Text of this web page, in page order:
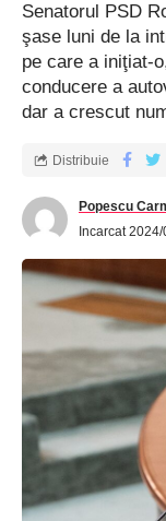
Senatorul PSD
şase luni de la
pe care a iniţiat-
conducere a
dar a crescut
Popescu
Incarcat
Distribuie